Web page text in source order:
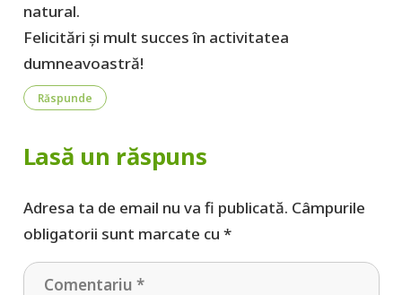
natural.
Felicitări și mult succes în activitatea
dumneavoastră!
Răspunde
Lasă un răspuns
Adresa ta de email nu va fi publicată. Câmpurile
obligatorii sunt marcate cu *